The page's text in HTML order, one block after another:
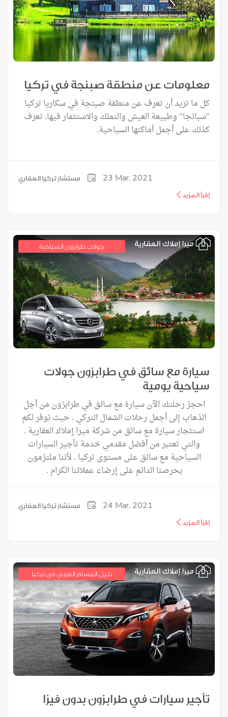
معلومات عن منطقة صبنجة في تركيا
كل ما تريد أن تعرف عن منطقة صبنجة في سكاريا تركيا
"سبانجا" وطبيعة العيش والتملك والاستثمار فيها. تعرف
كذلك على أجمل أماكنها السياحية.
مستشار تركيا العقاري 23 Mar, 2021
إقرأ المزيد
جولات طرابزون السياحية
سيارة مع سائق في طرابزون جولات
سياحية يومية
احجز رحلتك الآن سيارة مع سائق في طرابزون من أجل
الذهاب إلى أجمل رحلات الشمال التركي . حيث نوفر لكم
استئجار سيارة مع سائق من شركة ميرا إملاك العقارية .
والتي تعتبر من أفضل مقدمي خدمة تأجير السيارات
السياحية مع سائق على مستوى تركيا . لأننا ملتزمون
بحرصنا الدائم على إرضاء عملائنا الكرام .
مستشار تركيا العقاري 24 Mar, 2021
إقرأ المزيد
دليل المسافر العربي في تركيا
تأجير سيارات في طرابزون بدون فيزا